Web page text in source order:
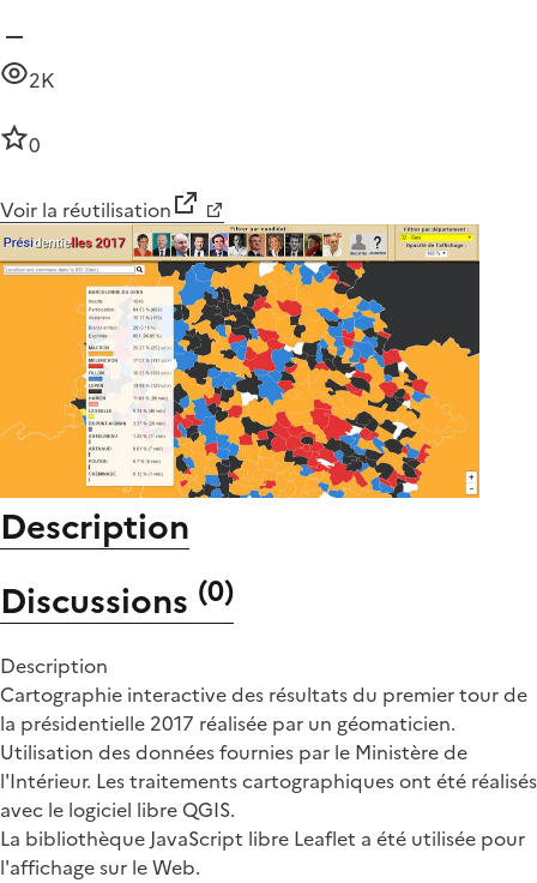
2K
0
Voir la réutilisation
Description
Discussions (0)
Description
Cartographie interactive des résultats du premier tour de
la présidentielle 2017 réalisée par un géomaticien.
Utilisation des données fournies par le Ministère de
l'Intérieur. Les traitements cartographiques ont été réalisés
avec le logiciel libre QGIS.
La bibliothèque JavaScript libre Leaflet a été utilisée pour
l'affichage sur le Web.